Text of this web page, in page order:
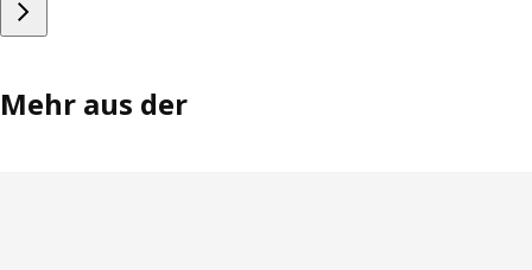
Mehr aus der